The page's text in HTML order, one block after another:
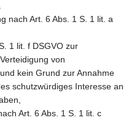
nach Art. 6 Abs. 1 S. 1 lit. a
1 lit. f DSGVO zur
von
kein Grund zur Annahme
schutzwürdiges Interesse an
Art. 6 Abs. 1 S. 1 lit. c